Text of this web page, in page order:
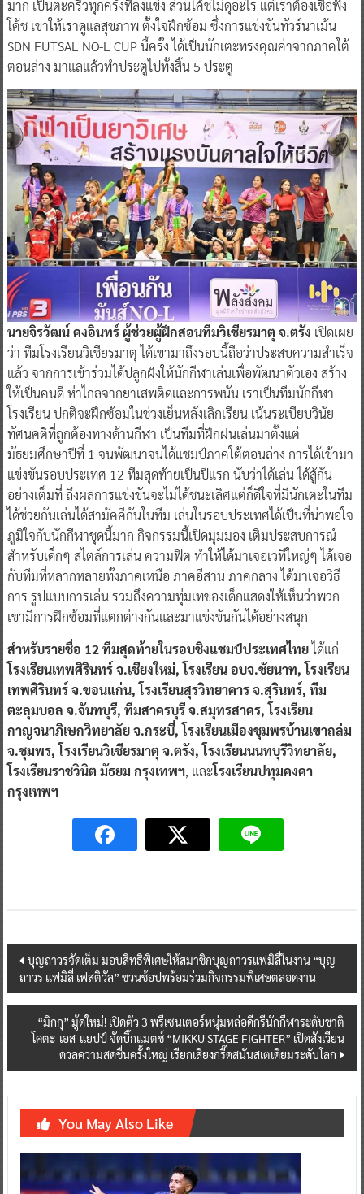
มาก เป็นตะคริวทุกครั้งที่ลงแข่ง ส่วนโค้ชไม่ดุอะไร แต่เราต้องเชื่อฟัง
โค้ช เขาให้เราดูแลสุขภาพ ตั้งใจฝึกซ้อม ซึ่งการแข่งขันทัวร์นาเม้น
SDN FUTSAL NO-L CUP นี้ครั้ง ได้เป็นนักเตะทรงคุณค่าจากภาคใต้
ตอนล่าง มาแลแล้วทำประตูไปทั้งสิ้น 5 ประตู
นายจิรวัฒน์ คงอินทร์ ผู้ช่วยผู้ฝึกสอนทีมวิเชียรมาตุ จ.ตรัง เปิดเผย
ว่า ทีมโรงเรียนวิเชียรมาตุ ได้เขามาถึงรอบนี้ถือว่าประสบความสำเร็จ
แล้ว จากการเข้าร่วมได้ปลูกฝังให้นักกีฬาเล่นเพื่อพัฒนาตัวเอง สร้าง
ให้เป็นคนดี ห่าไกลจากยาเสพติดและการพนัน เราเป็นทีมนักกีฬา
โรงเรียน ปกติจะฝึกซ้อมในช่วงเย็นหลังเลิกเรียน เน้นระเบียบวินัย
ทัศนคติที่ถูกต้องทางด้านกีฬา เป็นทีมที่ฝึกฝนเล่นมาตั้งแต่
มัธยมศึกษาปีที่ 1 จนพัฒนาจนได้แชมป์ภาคใต้ตอนล่าง การได้เข้ามา
แข่งขันรอบประเทศ 12 ทีมสุดท้ายเป็นปีแรก นับว่าได้เล่น ได้สู้กัน
อย่างเต็มที่ ถึงผลการแข่งขันจะไม่ได้ชนะเลิศแต่ก็ดีใจที่มีนักเตะในทีม
ได้ช่วยกันเล่นได้สามัคคีกันในทีม เล่นในรอบประเทศได้เป็นที่น่าพอใจ
ภูมิใจกับนักกีฬาชุดนี้มาก กิจกรรมนี้เปิดมุมมอง เติมประสบการณ์
สำหรับเด็กๆ สไตล์การเล่น ความฟิต ทำให้ได้มาเจอเวทีใหญ่ๆ ได้เจอ
กับทีมที่หลากหลายทั้งภาคเหนือ ภาคอีสาน ภาคกลาง ได้มาเจอวิธี
การ รูปแบบการเล่น รวมถึงความทุ่มเทของเด็กแสดงให้เห็นว่าพวก
เขามีการฝึกซ้อมที่แตกต่างกันและมาแข่งขันกันได้อย่างสนุก
สำหรับรายชื่อ 12 ทีมสุดท้ายในรอบชิงแชมป์ประเทศไทยได้แก่
โรงเรียนเทพศิรินทร์ จ.เชียงใหม่, โรงเรียน อบจ.ชัยนาท, โรงเรียน
เทพศิรินทร์ จ.ขอนแก่น, โรงเรียนสุรวิทยาคาร จ.สุรินทร์, ทีม
ตะลุมบอล จ.จันทบุรี, ทีมสาครบุรี จ.สมุทรสาคร, โรงเรียน
กาญจนาภิเษกวิทยาลัย จ.กระบี่, โรงเรียนเมืองชุมพรบ้านเขาถล่ม
จ.ชุมพร, โรงเรียนวิเชียรมาตุ จ.ตรัง, โรงเรียนนนทบุรีวิทยาลัย,
โรงเรียนราชวินิต มัธยม กรุงเทพฯ, และโรงเรียนปทุมคงคา
กรุงเทพฯ
Post
navigation
บุญถาวรจัดเต็ม มอบสิทธิพิเศษให้สมาชิกบุญถาวรแฟมิลี่ในงาน “บุญ
ถาวร แฟมิลี่ เฟสติวัล” ชวนช้อปพร้อมร่วมกิจกรรมพิเศษตลอดงาน
“มิกกุ” มู้ดใหม่! เปิดตัว 3 พรีเซนเตอร์หนุ่มหล่อดีกรีนักกีฬาระดับชาติ
โคตะ-เอส-แยปป์ จัดบิ๊กแมตช์ “MIKKU STAGE FIGHTER” เปิดสังเวียน
ดวลความสดชื่นครั้งใหญ่ เรียกเสียงกรี๊ดสนั่นสเตเดียมระดับโลก
You May Also Like